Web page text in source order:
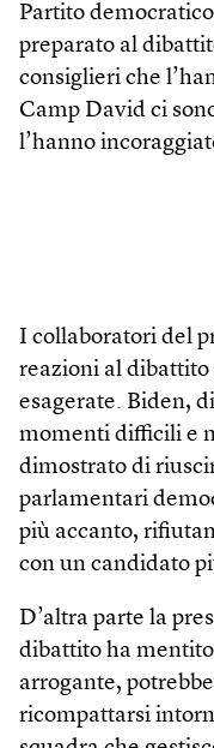
Partito
preparato al
consiglieri che
Camp David ci
l’hanno
I collaboratori del
reazioni al dibattito
esagerate. Biden,
momenti difficili e
dimostrato di
parlamentari
più accanto,
con un candidato
D’altra parte la
dibattito ha
arrogante,
ricompattarsi